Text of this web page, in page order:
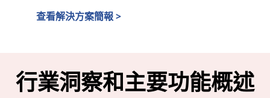
查看解決方案簡報 >
行業洞察和主要功能概述